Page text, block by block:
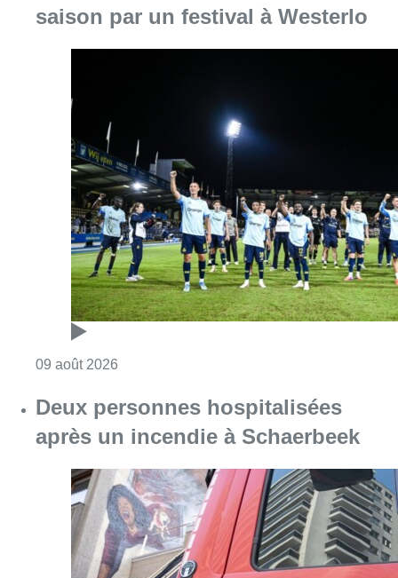
09 août 2026 Consulter l'article "L’Union Saint-Gilloise
Deux personnes hospitalisées
après un incendie à Schaerbeek
09 août 2026Consulter l'article "Deux personnes
Un nouveau club de MMA ouvre